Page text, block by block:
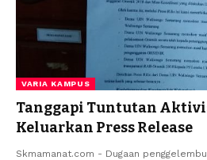
VARIA KAMPUS
Tanggapi Tuntutan
Keluarkan Press Release
Skmamanat.com - Dugaan